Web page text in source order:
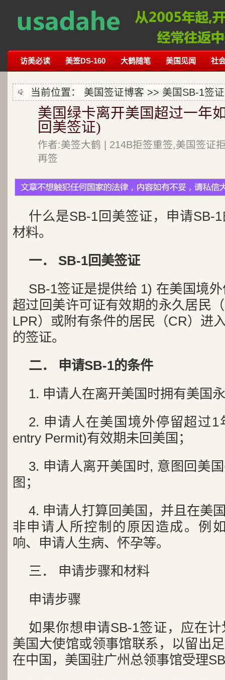
访美必读 美签DS-160 大鹤随笔 美国见闻 社
当前位置： 美国签证博客 >> 美国SB-1签证
美国绿卡离开美国超过一年
回美签证)
作者:美签大鹤 | 214B拒签重签,美国签证
再签
什么是SB-1回美签证，申请SB-
材料。
一． SB-1回美签证
SB-1签证是提供给 1) 在美国境
超过回美许可证有效期的永久居民
LPR）或附有条件的居民（CR）进
的签证。
二． 申请SB-1的条件
1. 申请人在离开美国时拥有美国
2. 申请人在美国境外停留超过
entry Permit)有效期未回美国；
3. 申请人离开美国时, 意图回美
图；
4. 申请人打算回美国，并且在美
非申请人所控制的原因造成。例
响、申请人生病、怀孕等。
三． 申请步骤和材料
申请步骤
如果你想申请SB-1签证，应在
美国大使馆或领事馆联系，以留出
在中国，美国驻广州总领事馆受理